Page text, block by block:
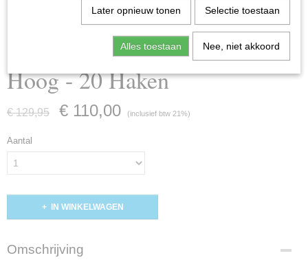
Kapstok Roede Ronde Buis
Hoog - 20 Haken
€ 129,95 € 110,00 (inclusief btw 21%)
Aantal
IN WINKELWAGEN
Omschrijving
Later opnieuw tonen Selectie toestaan
Alles toestaan Nee, niet akkoord